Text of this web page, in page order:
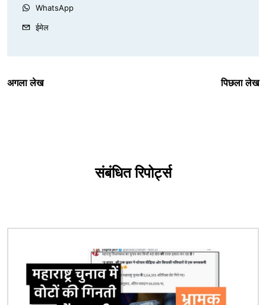
WhatsApp
ईमेल
अगला लेख पिछला लेख
संबंधित रिपोर्ट्स